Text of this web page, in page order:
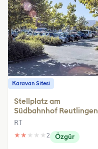
Karavan Sitesi
Stellplatz am
Südbahnhof Reutlingen
RT
★ ★ ★ ★ ★ 2 Özgür